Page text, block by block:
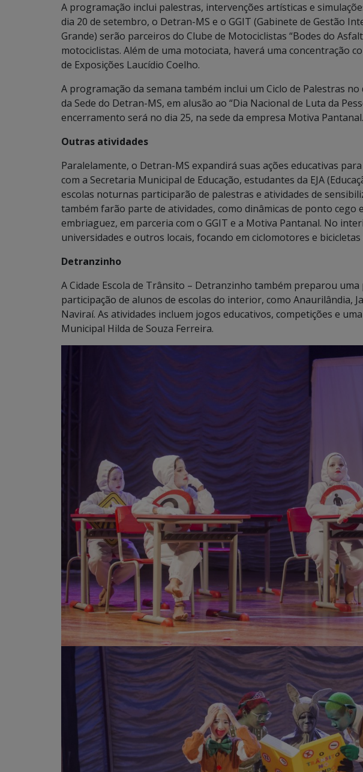
A programação inclui palestras, intervenções artísticas e
dia 20 de setembro, o Detran-MS e o GGIT (Gabinete de Gestão
Grande) serão parceiros do Clube de Motociclistas “Bodes do
motociclistas. Além de uma motociata, haverá uma concentração
de Exposições Laucídio Coelho.
A programação da semana também inclui um Ciclo de Palestras
da Sede do Detran-MS, em alusão ao “Dia Nacional de Luta da
encerramento será no dia 25, na sede da empresa Motiva Pantanal.
Outras atividades
Paralelamente, o Detran-MS expandirá suas ações educativas
com a Secretaria Municipal de Educação, estudantes da EJA
escolas noturnas participarão de palestras e atividades de
também farão parte de atividades, como dinâmicas de ponto cego
embriaguez, em parceria com o GGIT e a Motiva Pantanal. No
universidades e outros locais, focando em ciclomotores e bicicletas
Detranzinho
A Cidade Escola de Trânsito – Detranzinho também preparou
participação de alunos de escolas do interior, como Anaurilândia,
Naviraí. As atividades incluem jogos educativos, competições e
Municipal Hilda de Souza Ferreira.